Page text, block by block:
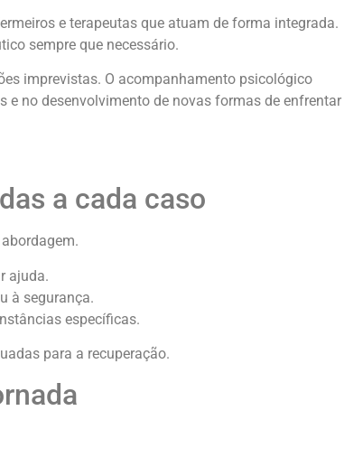
e terapeutas que atuam de forma integrada.
sempre que necessário.
imprevistas. O acompanhamento psicológico
no desenvolvimento de novas formas de enfrentar
a cada caso
ajuda.
à segurança.
específicas.
para a recuperação.